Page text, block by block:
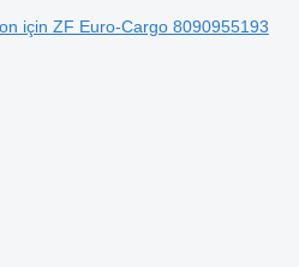
için ZF Euro-Cargo 8090955193